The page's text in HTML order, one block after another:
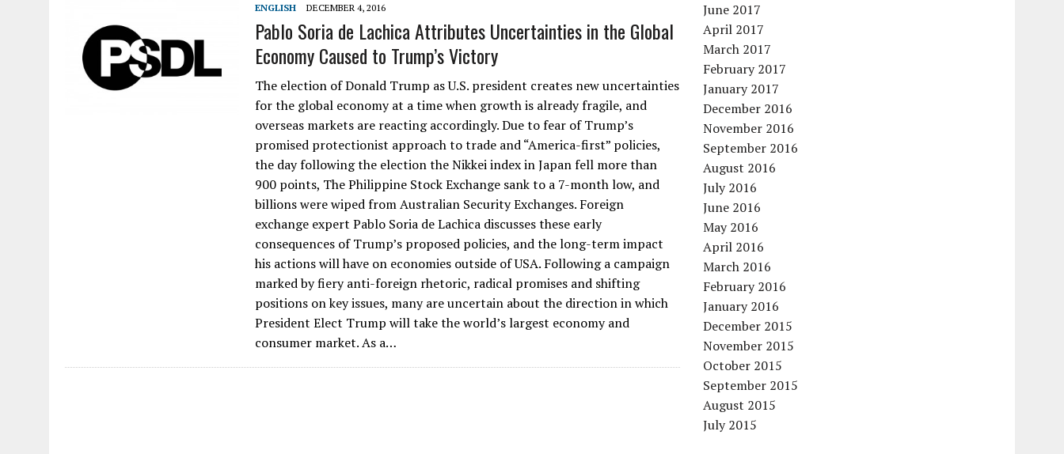
ENGLISH DECEMBER 4, 2016
Pablo Soria de Lachica Attributes Uncertainties in the Global
Economy Caused to Trump’s Victory
The election of Donald Trump as U.S. president creates new uncertainties
for the global economy at a time when growth is already fragile, and
overseas markets are reacting accordingly. Due to fear of Trump’s
promised protectionist approach to trade and “America-first” policies,
the day following the election the Nikkei index in Japan fell more than
900 points, The Philippine Stock Exchange sank to a 7-month low, and
billions were wiped from Australian Security Exchanges. Foreign
exchange expert Pablo Soria de Lachica discusses these early
consequences of Trump’s proposed policies, and the long-term impact
his actions will have on economies outside of USA. Following a campaign
marked by fiery anti-foreign rhetoric, radical promises and shifting
positions on key issues, many are uncertain about the direction in which
President Elect Trump will take the world’s largest economy and
consumer market. As a…
June 2017
April 2017
March 2017
February 2017
January 2017
December 2016
November 2016
September 2016
August 2016
July 2016
June 2016
May 2016
April 2016
March 2016
February 2016
January 2016
December 2015
November 2015
October 2015
September 2015
August 2015
July 2015